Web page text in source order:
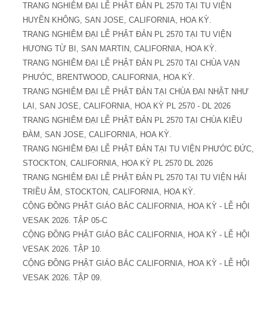
TRANG NGHIÊM ĐẠI LỄ PHẬT ĐẢN PL 2570 TẠI TU VIỆN
HUYỀN KHÔNG, SAN JOSE, CALIFORNIA, HOA KỲ.
TRANG NGHIÊM ĐẠI LỄ PHẬT ĐẢN PL 2570 TẠI TU VIỆN
HƯƠNG TỪ BI, SAN MARTIN, CALIFORNIA, HOA KỲ.
TRANG NGHIÊM ĐẠI LỄ PHẬT ĐẢN PL 2570 TẠI CHÙA VẠN
PHƯỚC, BRENTWOOD, CALIFORNIA, HOA KỲ.
TRANG NGHIÊM ĐẠI LỄ PHẬT ĐẢN TẠI CHÙA ĐẠI NHẬT NHƯ
LAI, SAN JOSE, CALIFORNIA, HOA KỲ PL 2570 - DL 2026
TRANG NGHIÊM ĐẠI LỄ PHẬT ĐẢN PL 2570 TẠI CHÙA KIỀU
ĐÀM, SAN JOSE, CALIFORNIA, HOA KỲ.
TRANG NGHIÊM ĐẠI LỄ PHẬT ĐẢN TẠI TU VIỆN PHƯỚC ĐỨC,
STOCKTON, CALIFORNIA, HOA KỲ PL 2570 DL 2026
TRANG NGHIÊM ĐẠI LỄ PHẬT ĐẢN PL 2570 TẠI TU VIỆN HẢI
TRIỀU ÂM, STOCKTON, CALIFORNIA, HOA KỲ.
CỘNG ĐỒNG PHẬT GIÁO BẮC CALIFORNIA, HOA KỲ - LỄ HỘI
VESAK 2026. TẬP 05-C
CỘNG ĐỒNG PHẬT GIÁO BẮC CALIFORNIA, HOA KỲ - LỄ HỘI
VESAK 2026. TẬP 10.
CỘNG ĐỒNG PHẬT GIÁO BẮC CALIFORNIA, HOA KỲ - LỄ HỘI
VESAK 2026. TẬP 09.